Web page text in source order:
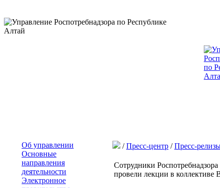
Об управлении
Основные
направления
деятельности
Электронное
/Пресс-центр /Пресс-
Сотрудники
провели лекции в